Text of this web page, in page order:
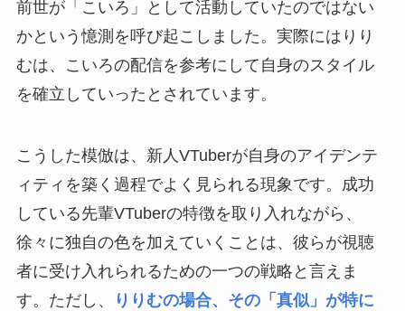
前世が「こいろ」として活動していたのではない
かという憶測を呼び起こしました。実際にはりり
むは、こいろの配信を参考にして自身のスタイル
を確立していったとされています。
こうした模倣は、新人VTuberが自身のアイデンテ
ィティを築く過程でよく見られる現象です。成功
している先輩VTuberの特徴を取り入れながら、
徐々に独自の色を加えていくことは、彼らが視聴
者に受け入れられるための一つの戦略と言えま
す。ただし、
りりむの場合、その「真似」が特に